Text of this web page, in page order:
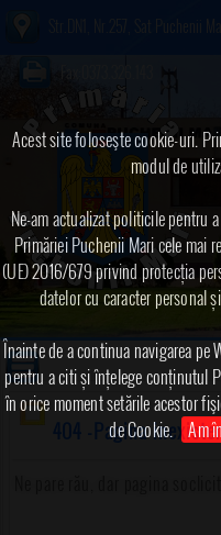
Acest site foloseşte cookie-uri.
modul de
Ne-am actualizat politicile pentru
Primăriei Puchenii Mari cele mai
(UE) 2016/679 privind protecția
datelor cu caracter personal
Înainte de a continua navigarea
pentru a citi și înțelege conținutul
în orice moment setările acestor
de Cookie. Am
404 -Pagina